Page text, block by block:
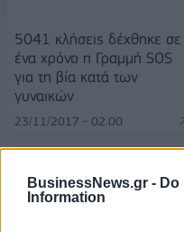
BusinessNews.gr -
Information
5041 κλήσεις δέχθηκε σε
ένα χρόνο η Γραμμή SOS
για τη βία κατά των
γυναικών
23/11/2017 - 02:00